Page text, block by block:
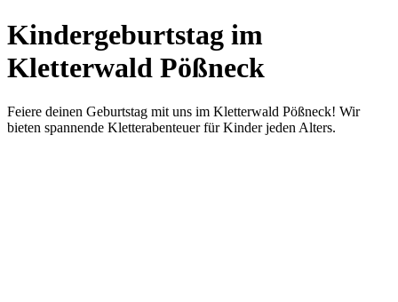
Kindergeburtstag im
Kletterwald Pößneck
Feiere deinen Geburtstag mit uns im Kletterwald Pößneck! Wir
bieten spannende Kletterabenteuer für Kinder jeden Alters.